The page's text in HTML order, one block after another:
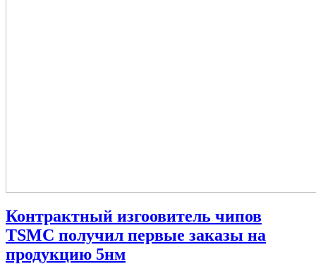
Контрактный изгоовитель чипов
TSMC получил первые заказы на
продукцию 5нм